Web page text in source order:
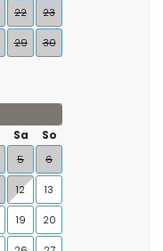
22 23
29 30
Sa
So
5 6
12 13
19 20